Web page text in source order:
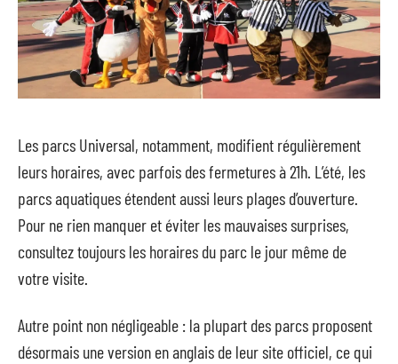
Les parcs Universal, notamment, modifient régulièrement
leurs horaires, avec parfois des fermetures à 21h. L’été, les
parcs aquatiques étendent aussi leurs plages d’ouverture.
Pour ne rien manquer et éviter les mauvaises surprises,
consultez toujours les horaires du parc le jour même de
votre visite.
Autre point non négligeable : la plupart des parcs proposent
désormais une version en anglais de leur site officiel, ce qui